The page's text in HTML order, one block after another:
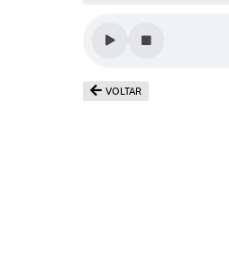
VOLTAR